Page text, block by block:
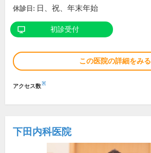
休診日: 日、祝、年末年始
初診受付
この医院の詳細をみる
アクセス数※
下田内科医院